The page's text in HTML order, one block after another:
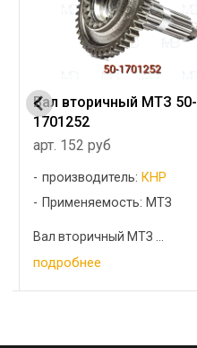
Вал вторичный МТЗ 50-
1701252
арт. 152 руб
производитель: КНР
Применяемость: МТЗ
Вал вторичный МТЗ ...
подробнее